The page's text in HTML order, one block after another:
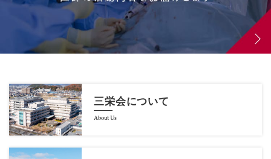
三栄会について
About Us